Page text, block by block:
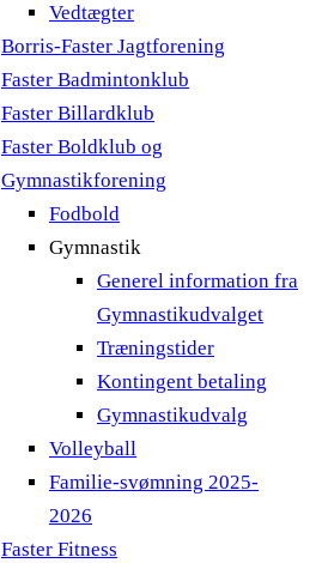
Vedtægter
Borris-Faster Jagtforening
Faster Badmintonklub
Faster Billardklub
Faster Boldklub og
Gymnastikforening
Fodbold
Gymnastik
Generel information fra
Gymnastikudvalget
Træningstider
Kontingent betaling
Gymnastikudvalg
Volleyball
Familie-svømning 2025-
2026
Faster Fitness